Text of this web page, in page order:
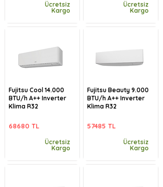
Ücretsiz
Kargo
Fujitsu Cool 14.000
BTU/h A++ Inverter
Klima R32
68680 TL
Ücretsiz
Kargo
Ücretsiz
Kargo
Fujitsu Beauty 9.000
BTU/h A++ Inverter
Klima R32
57485 TL
Ücretsiz
Kargo